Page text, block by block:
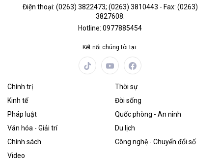
Điện thoại: (0263) 3822473; (0263) 3810443 - Fax: (0263)
3827608.
Hotline: 0977885454
Kết nối chúng tôi tại:
Chính trị
Thời sự
Kinh tế
Đời sống
Pháp luật
Quốc phòng - An ninh
Văn hóa - Giải trí
Du lịch
Chính sách
Công nghệ - Chuyển đổi số
Video